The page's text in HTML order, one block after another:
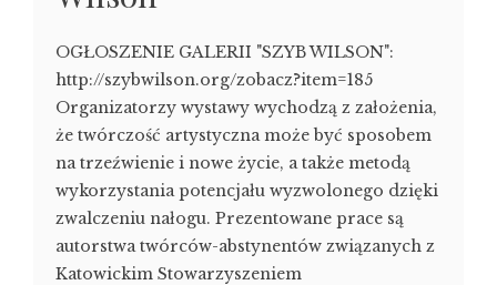
OGŁOSZENIE GALERII "SZYB WILSON":
http://szybwilson.org/zobacz?item=185
Organizatorzy wystawy wychodzą z założenia,
że twórczość artystyczna może być sposobem
na trzeźwienie i nowe życie, a także metodą
wykorzystania potencjału wyzwolonego dzięki
zwalczeniu nałogu. Prezentowane prace są
autorstwa twórców-abstynentów związanych z
Katowickim Stowarzyszeniem